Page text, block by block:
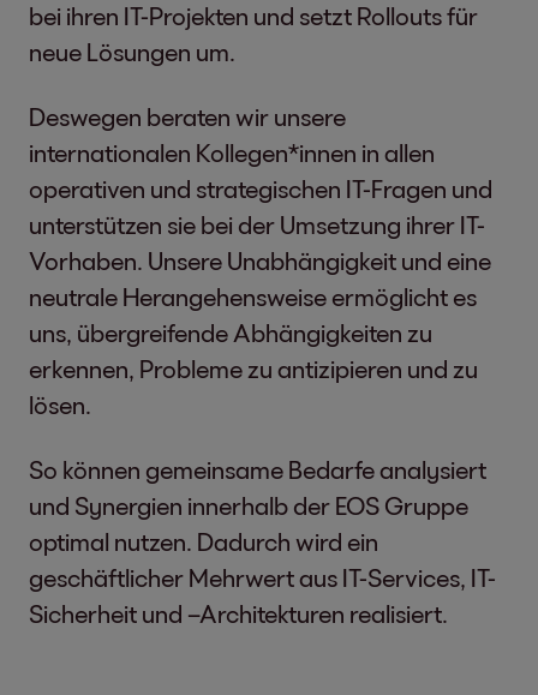
bei ihren IT-Projekten und setzt Rollouts für
neue Lösungen um.
Deswegen beraten wir unsere
internationalen Kollegen*innen in allen
operativen und strategischen IT-Fragen und
unterstützen sie bei der Umsetzung ihrer IT-
Vorhaben. Unsere Unabhängigkeit und eine
neutrale Herangehensweise ermöglicht es
uns, übergreifende Abhängigkeiten zu
erkennen, Probleme zu antizipieren und zu
lösen.
So können gemeinsame Bedarfe analysiert
und Synergien innerhalb der EOS Gruppe
optimal nutzen. Dadurch wird ein
geschäftlicher Mehrwert aus IT-Services, IT-
Sicherheit und –Architekturen realisiert.